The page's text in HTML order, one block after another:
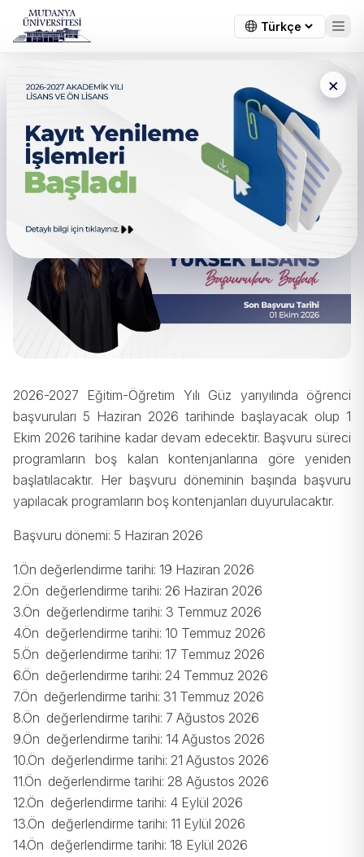
×
← Tüm duyurular
İşletme Tezli
2026-2027 Eğitim-Öğretim Yılı Güz yarıyılında öğrenci
başvuruları 5 Haziran 2026 tarihinde başlayacak olup 1
Ekim 2026 tarihine kadar devam edecektir. Başvuru süreci
programların boş kalan kontenjanlarına göre yeniden
başlatılacaktır. Her başvuru döneminin başında başvuru
yapılacak programların boş kontenjanları duyurulacaktır.
Başvuru dönemi: 5 Haziran 2026
1.Ön değerlendirme tarihi: 19 Haziran 2026
2.Ön değerlendirme tarihi: 26 Haziran 2026
3.Ön değerlendirme tarihi: 3 Temmuz 2026
4.Ön değerlendirme tarihi: 10 Temmuz 2026
5.Ön değerlendirme tarihi: 17 Temmuz 2026
6.Ön değerlendirme tarihi: 24 Temmuz 2026
7.Ön değerlendirme tarihi: 31 Temmuz 2026
8.Ön değerlendirme tarihi: 7 Ağustos 2026
9.Ön değerlendirme tarihi: 14 Ağustos 2026
10.Ön değerlendirme tarihi: 21 Ağustos 2026
11.Ön değerlendirme tarihi: 28 Ağustos 2026
12.Ön değerlendirme tarihi: 4 Eylül 2026
13.Ön değerlendirme tarihi: 11 Eylül 2026
14.Ön değerlendirme tarihi: 18 Eylül 2026